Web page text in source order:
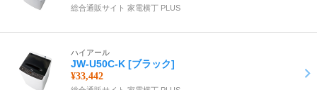
総合通販サイト 家電横丁 PLUS
ハイアール
JW-U50C-K [ブラック]
¥33,442